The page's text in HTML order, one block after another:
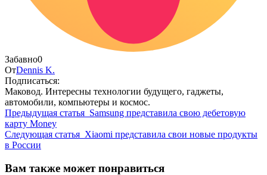
Забавно0
ОтDennis K.
Подписаться:
Маковод. Интересны технологии будущего, гаджеты,
автомобили, компьютеры и космос.
Предыдущая статья Samsung представила свою дебетовую
карту Money
Следующая статья Xiaomi представила свои новые продукты
в России
Вам также может понравиться